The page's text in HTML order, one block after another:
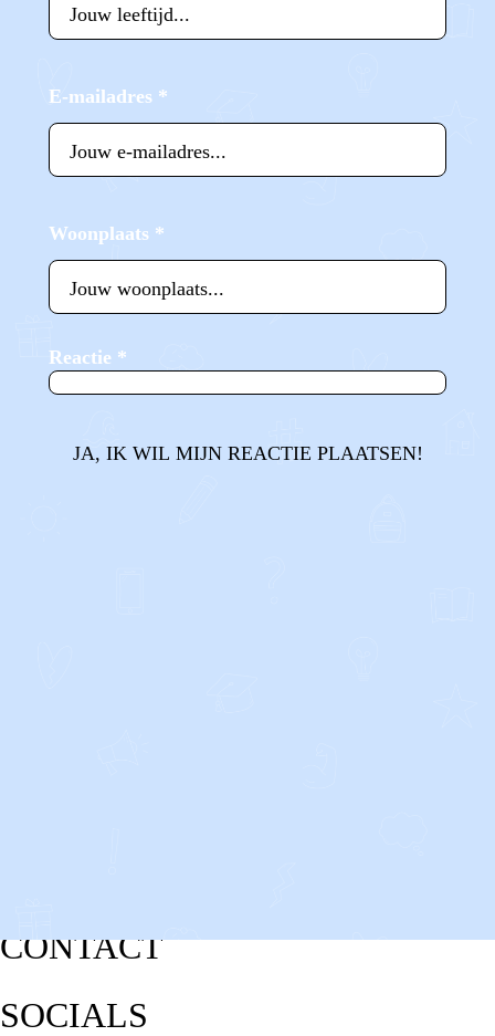
E-mailadres *
Woonplaats *
Reactie *
JA, IK WIL MIJN REACTIE PLAATSEN!
CONTACT
SOCIALS